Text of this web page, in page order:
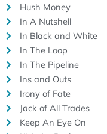
Hush Money
In A Nutshell
In Black and White
In The Loop
In The Pipeline
Ins and Outs
Irony of Fate
Jack of All Trades
Keep An Eye On